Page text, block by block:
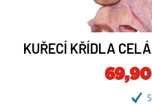
KUŘECÍ KŘÍDLA